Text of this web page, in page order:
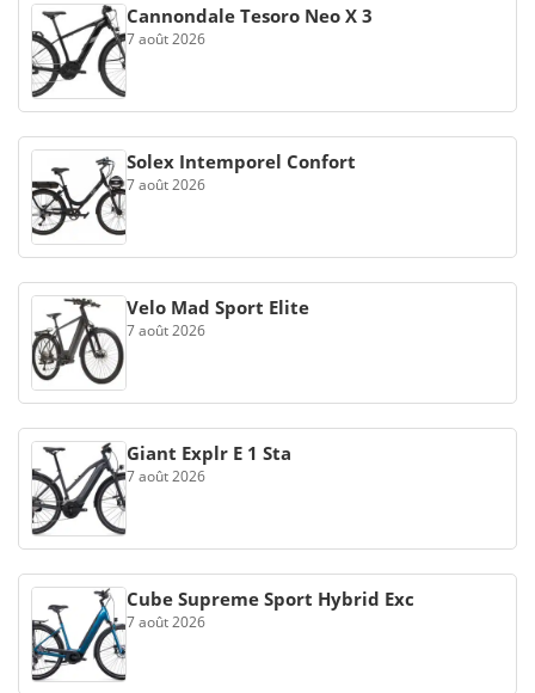
Cannondale Tesoro Neo X 3
7 août 2026
Solex Intemporel Confort
7 août 2026
Velo Mad Sport Elite
7 août 2026
Giant Explr E 1 Sta
7 août 2026
Cube Supreme Sport Hybrid Exc
7 août 2026